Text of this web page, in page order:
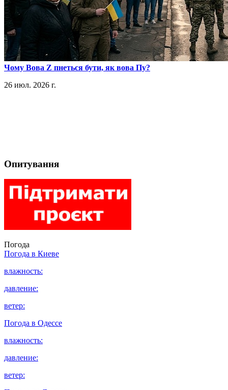
​Чому Вова Z пнеться бути, як вова Пу?
26 июл. 2026 г.
Опитування
Погода
Погода в Киеве
влажность:
давление:
ветер:
Погода в Одессе
влажность:
давление:
ветер: